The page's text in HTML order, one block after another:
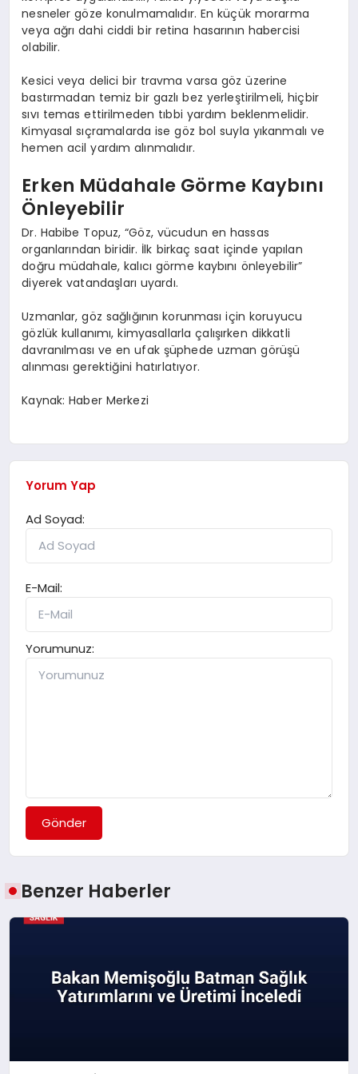
nesneler göze konulmamalıdır. En küçük morarma
veya ağrı dahi ciddi bir retina hasarının habercisi
olabilir.
Kesici veya delici bir travma varsa göz üzerine
bastırmadan temiz bir gazlı bez yerleştirilmeli, hiçbir
sıvı temas ettirilmeden tıbbi yardım beklenmelidir.
Kimyasal sıçramalarda ise göz bol suyla yıkanmalı ve
hemen acil yardım alınmalıdır.
Erken Müdahale Görme Kaybını
Önleyebilir
Dr. Habibe Topuz, “Göz, vücudun en hassas
organlarından biridir. İlk birkaç saat içinde yapılan
doğru müdahale, kalıcı görme kaybını önleyebilir”
diyerek vatandaşları uyardı.
Uzmanlar, göz sağlığının korunması için koruyucu
gözlük kullanımı, kimyasallarla çalışırken dikkatli
davranılması ve en ufak şüphede uzman görüşü
alınması gerektiğini hatırlatıyor.
Kaynak: Haber Merkezi
Yorum Yap
Ad Soyad:
E-Mail:
Yorumunuz:
Gönder
Benzer Haberler